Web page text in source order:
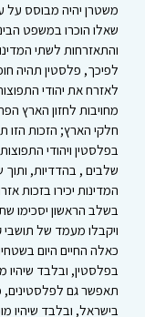
משטרן יהיה מבוסס על
והתאזרחות לשתי
לפיכך, פלסטין תהיה
מחויבות לחזון הארץ
חלקי הארץ; הזכות הזו
בפלסטין ויהודי
שלבים , בהדדיות,
המדינות יכירו בזכות
בשלב הראשון יסכימו
ויקבלו מעמד של
כאלה החיים היום
בפלסטין, ובלבד שיהיו
תאפשר גם
בישראל, ובלבד שיהיו